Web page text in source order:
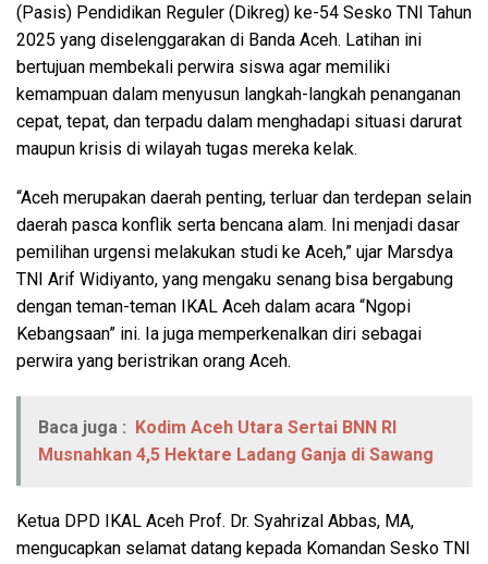
(Pasis) Pendidikan Reguler (Dikreg) ke-54 Sesko TNI Tahun
2025 yang diselenggarakan di Banda Aceh. Latihan ini
bertujuan membekali perwira siswa agar memiliki
kemampuan dalam menyusun langkah-langkah penanganan
cepat, tepat, dan terpadu dalam menghadapi situasi darurat
maupun krisis di wilayah tugas mereka kelak.
“Aceh merupakan daerah penting, terluar dan terdepan selain
daerah pasca konflik serta bencana alam. Ini menjadi dasar
pemilihan urgensi melakukan studi ke Aceh,” ujar Marsdya
TNI Arif Widiyanto, yang mengaku senang bisa bergabung
dengan teman-teman IKAL Aceh dalam acara “Ngopi
Kebangsaan” ini. Ia juga memperkenalkan diri sebagai
perwira yang beristrikan orang Aceh.
Baca juga : Kodim Aceh Utara Sertai BNN RI
Musnahkan 4,5 Hektare Ladang Ganja di Sawang
Ketua DPD IKAL Aceh Prof. Dr. Syahrizal Abbas, MA,
mengucapkan selamat datang kepada Komandan Sesko TNI